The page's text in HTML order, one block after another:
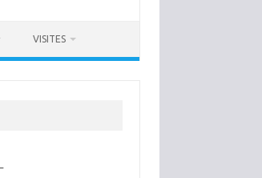
VISITES